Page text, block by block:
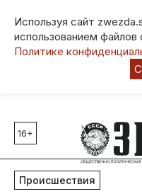
Используя сайт
использованием
Политике
Главные темы
80 лет Победы
Молодежная столица
16+
Происшествия